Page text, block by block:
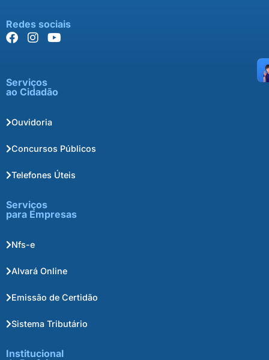
Redes sociais
Serviços
ao Cidadão
Ouvidoria
Concursos Públicos
Telefones Úteis
Serviços
para Empresas
Nfs-e
Alvará Online
Emissão de Certidão
Sistema Tributário
Institucional